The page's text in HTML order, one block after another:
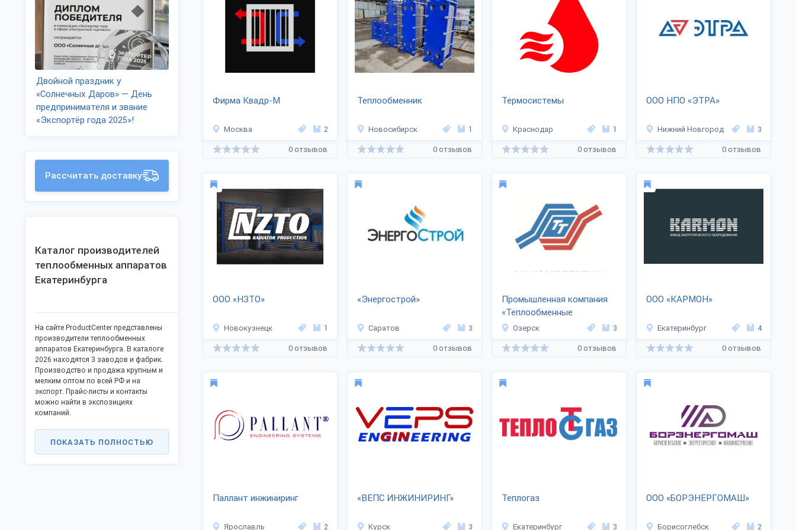
Фирма Квадр-М
Москва 2
0 отзывов
Теплообменник
Новосибирск 1
0 отзывов
Термосистемы
Краснодар 1
0 отзывов
ООО НПО «ЭТРА»
Нижний Новгород 3
0 отзывов
ООО «НЗТО»
Новокузнецк 1
0 отзывов
«Энергострой»
Саратов 3
0 отзывов
Промышленная компания
«Теплообменные
Технологии»
Озерск 3
0 отзывов
ООО «КАРМОН»
Екатеринбург 4
0 отзывов
Паллант инжиниринг
Ярославль 2
«ВЕПС ИНЖИНИРИНГ»
Курск 3
Теплогаз
Екатеринбург 3
ООО «БОРЭНЕРГОМАШ»
Борисоглебск 2
Двойной праздник у
«Солнечных Даров» — День
предпринимателя и звание
«Экспортёр года 2025»!
Рассчитать доставку
Каталог производителей
теплообменных аппаратов
Екатеринбурга
На сайте ProductCenter представлены
производители теплообменных
аппаратов Екатеринбурга. В каталоге
2026 находятся 3 заводов и фабрик.
Производство и продажа крупным и
мелким оптом по всей РФ и на
экспорт. Прайс-листы и контакты
можно найти в экспозициях
компаний.
ПОКАЗАТЬ ПОЛНОСТЬЮ